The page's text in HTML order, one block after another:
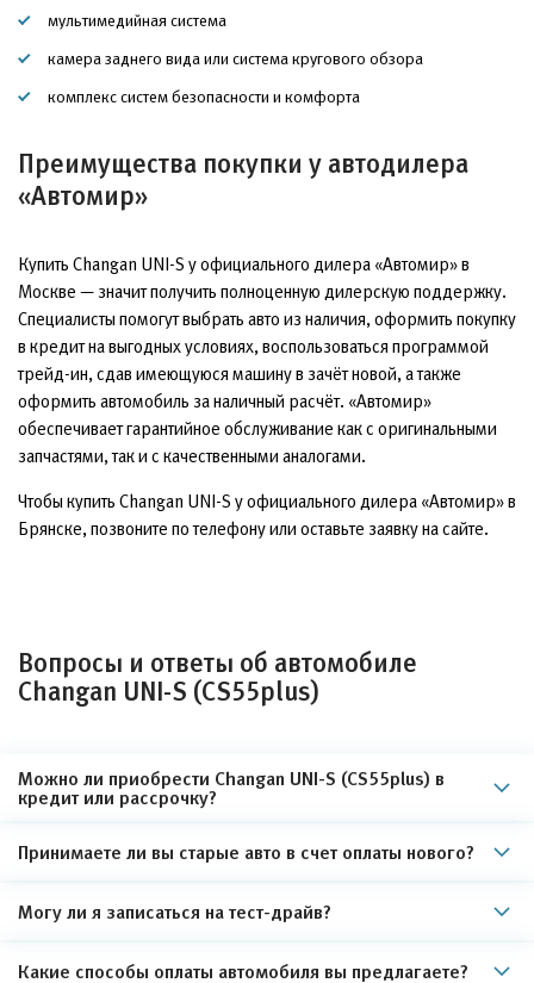
мультимедийная система
камера заднего вида или система кругового обзора
комплекс систем безопасности и комфорта
Преимущества покупки у автодилера
«Автомир»
Купить Changan UNI-S у официального дилера «Автомир» в
Москве — значит получить полноценную дилерскую поддержку.
Специалисты помогут выбрать авто из наличия, оформить покупку
в кредит на выгодных условиях, воспользоваться программой
трейд-ин, сдав имеющуюся машину в зачёт новой, а также
оформить автомобиль за наличный расчёт. «Автомир»
обеспечивает гарантийное обслуживание как с оригинальными
запчастями, так и с качественными аналогами.
Чтобы купить Changan UNI-S у официального дилера «Автомир» в
Брянске, позвоните по телефону или оставьте заявку на сайте.
Вопросы и ответы об автомобиле
Changan UNI-S (CS55plus)
Можно ли приобрести Changan UNI-S (CS55plus) в
кредит или рассрочку?
Принимаете ли вы старые авто в счет оплаты нового?
Могу ли я записаться на тест-драйв?
Какие способы оплаты автомобиля вы предлагаете?